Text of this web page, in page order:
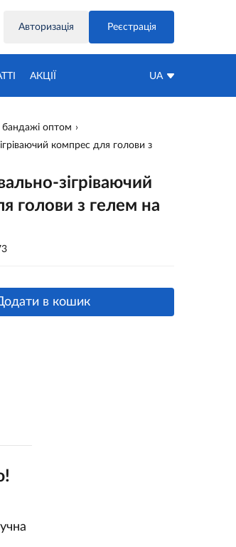
Авторизація Реєстрація
АКЦIЇ UA
бандажі оптом
компрес для голови з
зігріваючий
голови з гелем на
в кошик